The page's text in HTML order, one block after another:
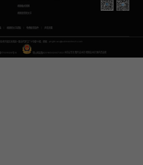
视频格式转换
视频语音转文字
视频转文字提取 免费配音软件 声音克隆
技术开发区关南园一路当代梦工厂4号楼10楼，邮箱：yinglin.wu@udreamtech.com
17031026号-8 鄂公网安备42018502007353 水印云专注 图片去水印 视频去水印 国内杰出者